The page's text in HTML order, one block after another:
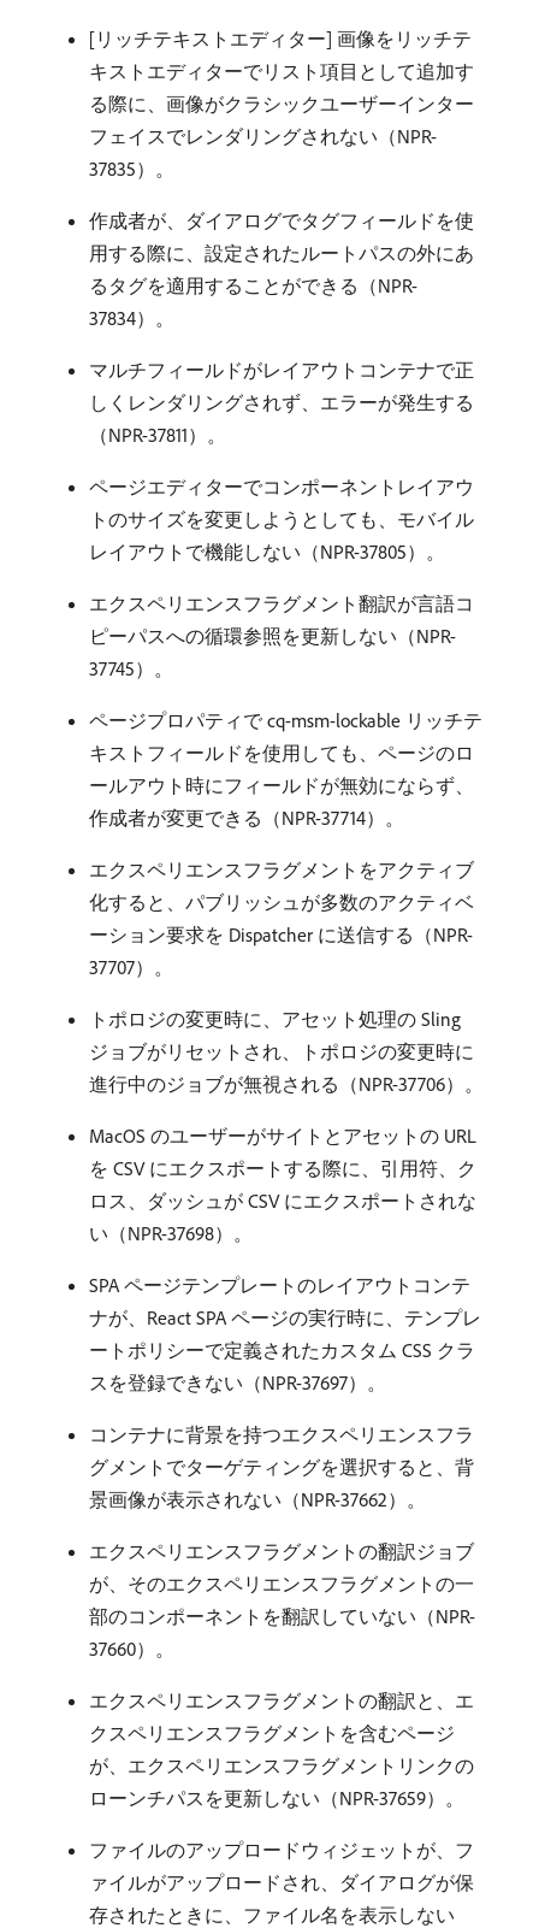
[リッチテキストエディター] 画像をリッチテ
キストエディターでリスト項目として追加す
る際に、画像がクラシックユーザーインター
フェイスでレンダリングされない（NPR-
37835）。
作成者が、ダイアログでタグフィールドを使
用する際に、設定されたルートパスの外にあ
るタグを適用することができる（NPR-
37834）。
マルチフィールドがレイアウトコンテナで正
しくレンダリングされず、エラーが発生する
（NPR-37811）。
ページエディターでコンポーネントレイアウ
トのサイズを変更しようとしても、モバイル
レイアウトで機能しない（NPR-37805）。
エクスペリエンスフラグメント翻訳が言語コ
ピーパスへの循環参照を更新しない（NPR-
37745）。
ページプロパティで cq-msm-lockable リッチテ
キストフィールドを使用しても、ページのロ
ールアウト時にフィールドが無効にならず、
作成者が変更できる（NPR-37714）。
エクスペリエンスフラグメントをアクティブ
化すると、パブリッシュが多数のアクティベ
ーション要求を Dispatcher に送信する（NPR-
37707）。
トポロジの変更時に、アセット処理の Sling
ジョブがリセットされ、トポロジの変更時に
進行中のジョブが無視される（NPR-37706）。
MacOS のユーザーがサイトとアセットの URL
を CSV にエクスポートする際に、引用符、ク
ロス、ダッシュが CSV にエクスポートされな
い（NPR-37698）。
SPA ページテンプレートのレイアウトコンテ
ナが、React SPA ページの実行時に、テンプレ
ートポリシーで定義されたカスタム CSS クラ
スを登録できない（NPR-37697）。
コンテナに背景を持つエクスペリエンスフラ
グメントでターゲティングを選択すると、背
景画像が表示されない（NPR-37662）。
エクスペリエンスフラグメントの翻訳ジョブ
が、そのエクスペリエンスフラグメントの一
部のコンポーネントを翻訳していない（NPR-
37660）。
エクスペリエンスフラグメントの翻訳と、エ
クスペリエンスフラグメントを含むページ
が、エクスペリエンスフラグメントリンクの
ローンチパスを更新しない（NPR-37659）。
ファイルのアップロードウィジェットが、フ
ァイルがアップロードされ、ダイアログが保
存されたときに、ファイル名を表示しない